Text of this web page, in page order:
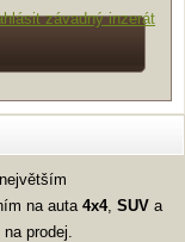
závadný inzerát
na auta 4x4, SUV a
prodej.